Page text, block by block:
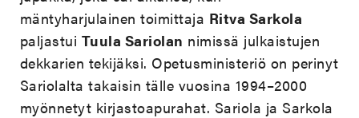
mäntyharjulainen toimittaja Ritva Sarkola
paljastui Tuula Sariolan nimissä julkaistujen
dekkarien tekijäksi. Opetusministeriö on perinyt
Sariolalta takaisin tälle vuosina 1994–2000
myönnetyt kirjastoapurahat. Sariola ja Sarkola